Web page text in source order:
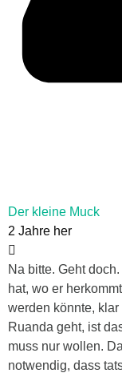
Der kleine Muck
2 Jahre her
Na bitte. Geht
hat, wo er
werden könnte,
Ruanda geht, ist
muss nur wollen.
notwendig, dass